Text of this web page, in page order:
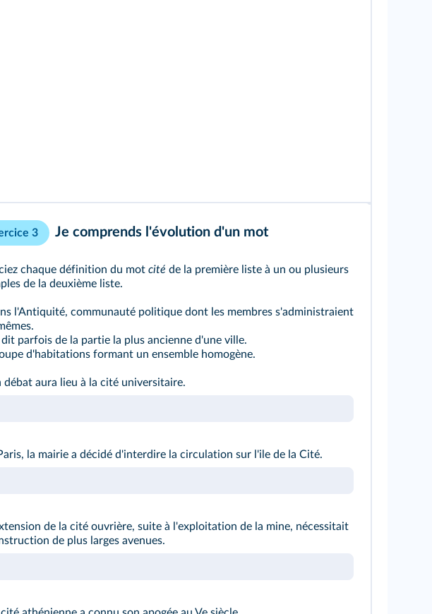
3 Je comprends l'évolution d'un mot
chaque définition du mot cité de la première liste à un ou plusieurs
de la deuxième liste.
l'Antiquité, communauté politique dont les membres s'administraient
dit parfois de la partie la plus ancienne d'une ville.
d'habitations formant un ensemble homogène.
débat aura lieu à la cité universitaire.
la mairie a décidé d'interdire la circulation sur l'ile de la Cité.
de la cité ouvrière, suite à l'exploitation de la mine, nécessitait
de plus larges avenues.